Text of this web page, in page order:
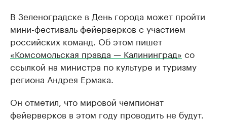
В Зеленоградске в День города может пройти
мини-фестиваль фейерверков с участием
российских команд. Об этом пишет
«Комсомольская правда — Калининград» со
ссылкой на министра по культуре и туризму
региона Андрея Ермака.
Он отметил, что мировой чемпионат
фейерверков в этом году проводить не будут.